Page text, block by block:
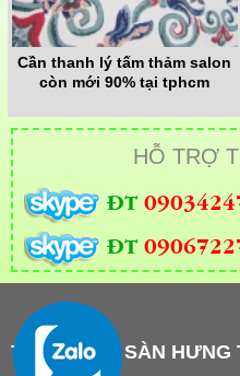
Cần thanh lý tấm thảm salon
còn mới 90% tại tphcm
HỖ TRỢ
ĐT
ĐT
THẢM TRẢI SÀN HƯNG